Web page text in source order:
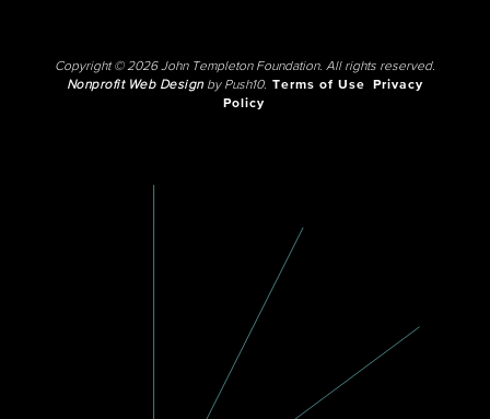
Copyright © 2026 John Templeton Foundation. All rights reserved.
Nonprofit Web Designby Push10. Terms of Use
Privacy
Policy